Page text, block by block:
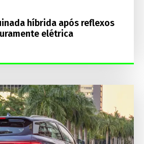
híbrida após reflexos
elétrica